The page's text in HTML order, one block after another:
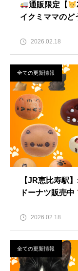
通販限定【
イクミママのど
2026.02.18
全ての更新情報
【JR恵比寿駅
ドーナツ販売中
2026.02.18
全ての更新情報